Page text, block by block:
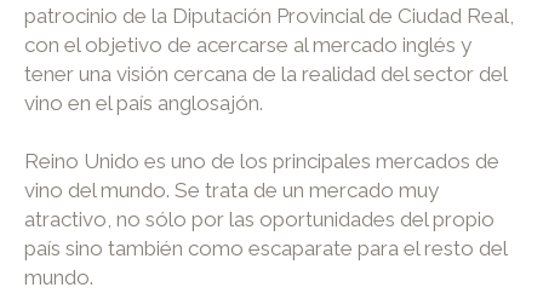
patrocinio de la Diputación Provincial de Ciudad Real,
con el objetivo de acercarse al mercado inglés y
tener una visión cercana de la realidad del sector del
vino en el país anglosajón.
Reino Unido es uno de los principales mercados de
vino del mundo. Se trata de un mercado muy
atractivo, no sólo por las oportunidades del propio
país sino también como escaparate para el resto del
mundo.